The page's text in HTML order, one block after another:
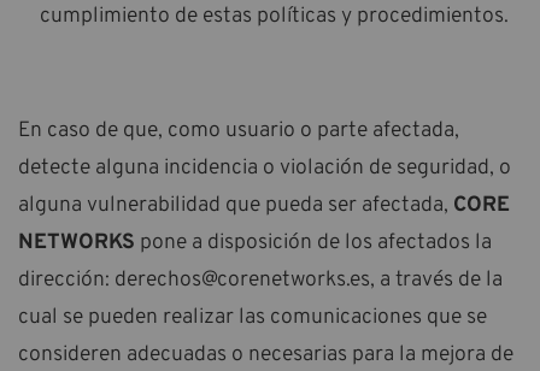
cumplimiento de estas políticas y procedimientos.
En caso de que, como usuario o parte afectada,
detecte alguna incidencia o violación de seguridad, o
alguna vulnerabilidad que pueda ser afectada, CORE
NETWORKS pone a disposición de los afectados la
dirección: derechos@corenetworks.es, a través de la
cual se pueden realizar las comunicaciones que se
consideren adecuadas o necesarias para la mejora de